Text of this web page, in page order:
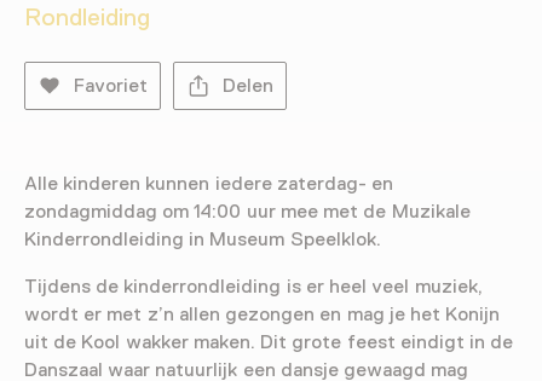
Rondleiding
Favoriet Delen
Alle kinderen kunnen iedere zaterdag- en
zondagmiddag om 14:00 uur mee met de Muzikale
Kinderrondleiding in Museum Speelklok.
Tijdens de kinderrondleiding is er heel veel muziek,
wordt er met z’n allen gezongen en mag je het Konijn
uit de Kool wakker maken. Dit grote feest eindigt in de
Danszaal waar natuurlijk een dansje gewaagd mag